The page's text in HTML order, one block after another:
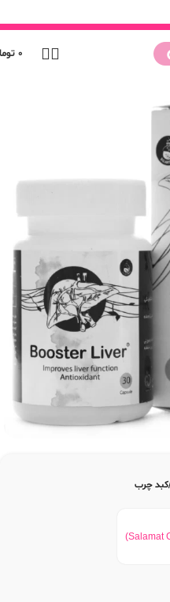
0
کبد چرب